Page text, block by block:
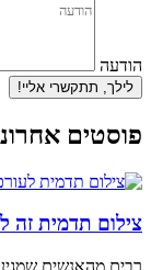
הודעה
לילך, תתקשרי אליי!
פוסטים
צילום תדמית זה
רבים מהאנשים